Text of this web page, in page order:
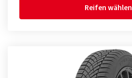
Reifen wählen